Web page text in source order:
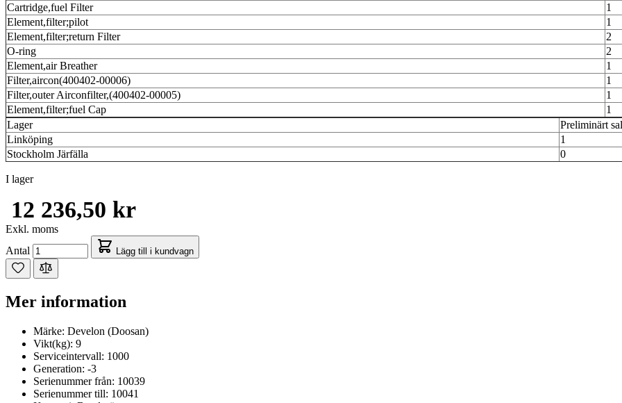
Cartridge,fuel Filter
1
Element,filter;pilot
1
Element,filter;return Filter
2
O-ring
2
Element,air Breather
1
Filter,aircon(400402-00006)
1
Filter,outer Airconfilter,(400402-00005)
1
Element,filter;fuel Cap
1
Lager
Preliminärt
Linköping
1
Stockholm Järfälla
0
I lager
12 236,50 kr
Exkl. moms
Antal
Lägg till i kundvagn
Mer information
Märke: Develon (Doosan)
Vikt(kg): 9
Serviceintervall: 1000
Generation: -3
Serienummer från: 10039
Serienummer till: 10041